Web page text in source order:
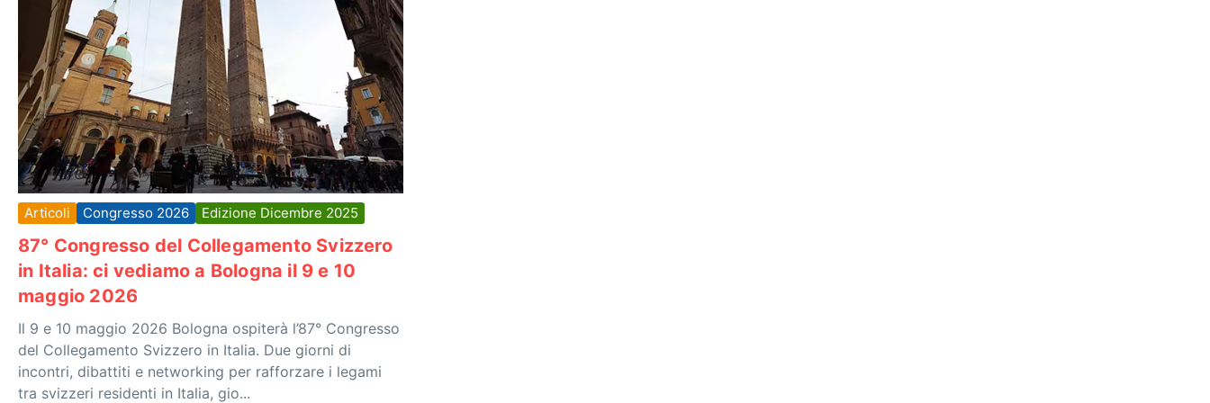
Articoli Congresso 2026 Edizione Dicembre 2025
87° Congresso del Collegamento Svizzero
in Italia: ci vediamo a Bologna il 9 e 10
maggio 2026
Il 9 e 10 maggio 2026 Bologna ospiterà l’87° Congresso
del Collegamento Svizzero in Italia. Due giorni di
incontri, dibattiti e networking per rafforzare i legami
tra svizzeri residenti in Italia, gio...